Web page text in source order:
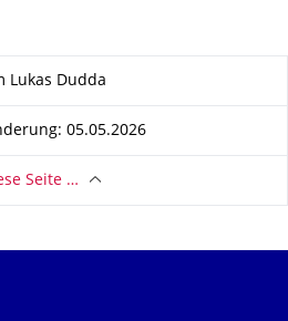
Lukas Dudda
05.05.2026
Seite …